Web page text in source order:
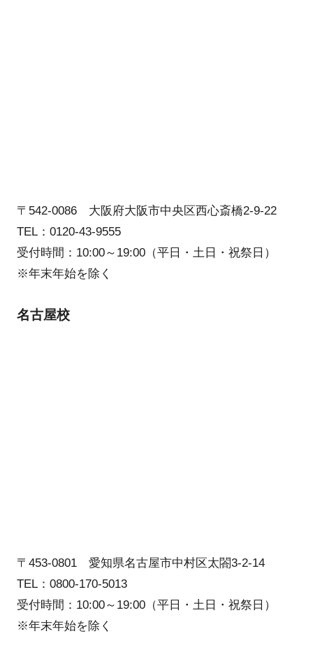
〒542-0086 大阪府大阪市中央区西心斎橋2-9-22
TEL：0120-43-9555
受付時間：10:00～19:00（平日・土日・祝祭日）
※年末年始を除く
名古屋校
〒453-0801 愛知県名古屋市中村区太閤3-2-14
TEL：0800-170-5013
受付時間：10:00～19:00（平日・土日・祝祭日）
※年末年始を除く